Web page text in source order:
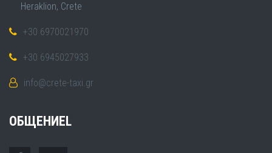
Heraklion, Crete
+30 6970021970
+30 6945027933
info@crete-taxi.gr
ОБЩЕНИЕL